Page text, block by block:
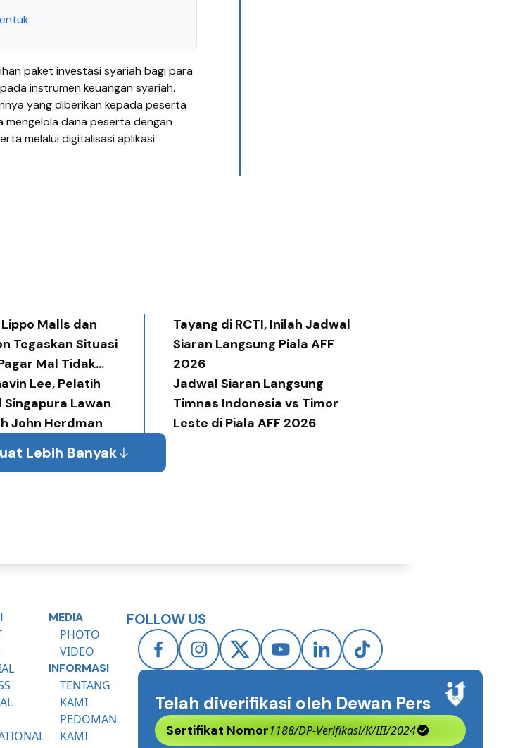
paket investasi syariah bagi para
instrumen keuangan syariah.
yang diberikan kepada peserta
mengelola dana peserta dengan
melalui digitalisasi aplikasi
Malls dan
Tegaskan Situasi
Mal Tidak
Tayang di RCTI, Inilah Jadwal
Siaran Langsung Piala AFF
2026
Lee, Pelatih
Singapura Lawan
John Herdman
Jadwal Siaran Langsung
Timnas Indonesia vs Timor
Leste di Piala AFF 2026
Lebih Banyak
MEDIA
PHOTO
VIDEO
INFORMASI
TENTANG
KAMI
PEDOMAN
KAMI
FOLLOW US
Telah diverifikasi oleh Dewan Pers
Sertifikat Nomor1188/DP-Verifikasi/K/III/2024